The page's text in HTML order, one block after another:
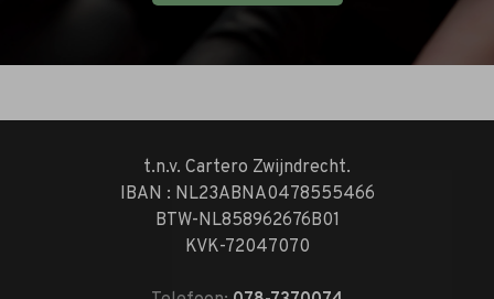
t.n.v. Cartero Zwijndrecht.
IBAN : NL23ABNA0478555466
BTW-NL858962676B01
KVK-72047070